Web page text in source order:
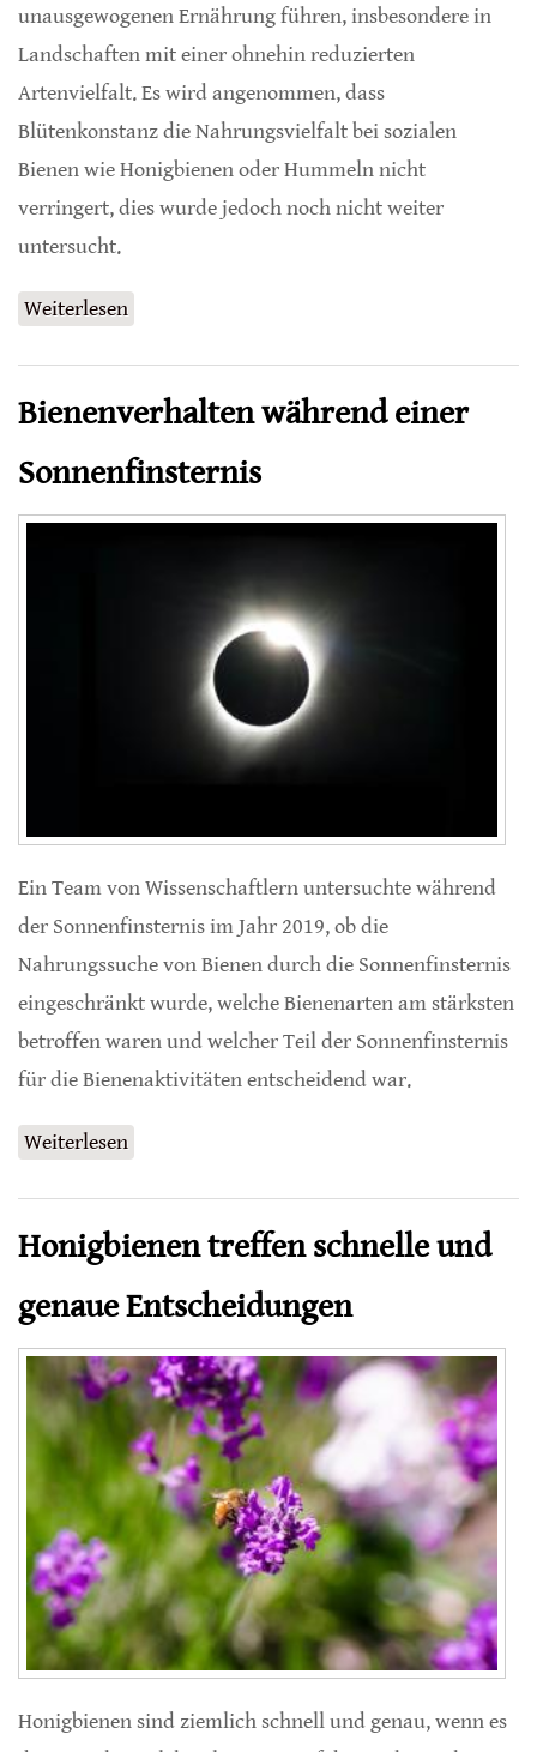
unausgewogenen Ernährung führen, insbesondere in
Landschaften mit einer ohnehin reduzierten
Artenvielfalt. Es wird angenommen, dass
Blütenkonstanz die Nahrungsvielfalt bei sozialen
Bienen wie Honigbienen oder Hummeln nicht
verringert, dies wurde jedoch noch nicht weiter
untersucht.
Weiterlesen
Bienenverhalten während einer
Sonnenfinsternis
Ein Team von Wissenschaftlern untersuchte während
der Sonnenfinsternis im Jahr 2019, ob die
Nahrungssuche von Bienen durch die Sonnenfinsternis
eingeschränkt wurde, welche Bienenarten am stärksten
betroffen waren und welcher Teil der Sonnenfinsternis
für die Bienenaktivitäten entscheidend war.
Weiterlesen
Honigbienen treffen schnelle und
genaue Entscheidungen
Honigbienen sind ziemlich schnell und genau, wenn es